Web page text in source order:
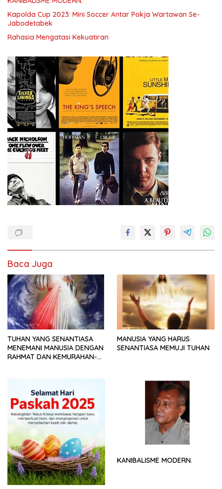
Kapolda Cup 2023: Mini Soccer Antar Pokja Wartawan Se-
Jabodetabek
Rahasia Mengatasi Kekuatiran
Baca Juga
TUHAN YANG SENANTIASA
MENEMANI MANUSIA DENGAN
RAHMAT DAN KEMURAHAN-
MANUSIA YANG HARUS
SENANTIASA MEMUJI TUHAN
KANIBALISME MODERN.